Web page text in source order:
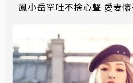
鳳小岳罕吐不捨心聲 愛妻